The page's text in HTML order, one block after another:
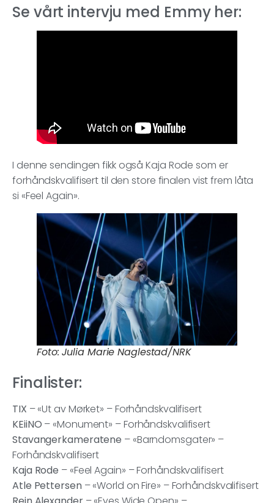
Se vårt intervju med Emmy her:
I denne sendingen fikk også Kaja Rode som er
forhåndskvalifisert til den store finalen vist frem låta
si «Feel Again».
Foto: Julia Marie Naglestad/NRK
Finalister:
TIX – «Ut av Mørket» – Forhåndskvalifisert
KEiiNO – «Monument» – Forhåndskvalifisert
Stavangerkameratene – «Barndomsgater» –
Forhåndskvalifisert
Kaja Rode – «Feel Again» – Forhåndskvalifisert
Atle Pettersen– «World on Fire» – Forhåndskvalifisert